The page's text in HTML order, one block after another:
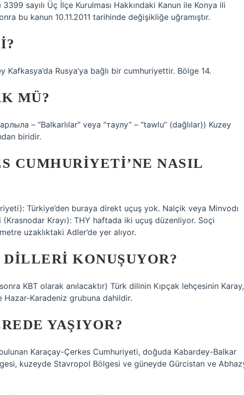
sayılı Üç İlçe Kurulması Hakkındaki Kanun ile Konya ili
bu kanun 10.11.2011 tarihinde değişikliğe uğramıştır.
Rusya’ya bağlı bir cumhuriyettir. Bölge 14.
MÜ?
– “Balkarlılar” veya “таулу” – “tawlu” (dağlılar)) Kuzey
biridir.
CUMHURIYETI’NE NASIL
Türkiye’den buraya direkt uçuş yok. Nalçik veya Minvodı
Krayı): THY haftada iki uçuş düzenliyor. Soçi
uzaklıktaki Adler’de yer alıyor.
KONUŞUYOR?
KBT olarak anılacaktır) Türk dilinin Kıpçak lehçesinin Karay,
Hazar-Karadeniz grubuna dahildir.
YAŞIYOR?
bulunan Karaçay-Çerkes Cumhuriyeti, doğuda Kabardey-Balkar
kuzeyde Stavropol Bölgesi ve güneyde Gürcistan ve